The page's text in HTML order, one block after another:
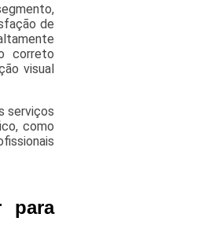
de
correto
visual
serviços
como
para